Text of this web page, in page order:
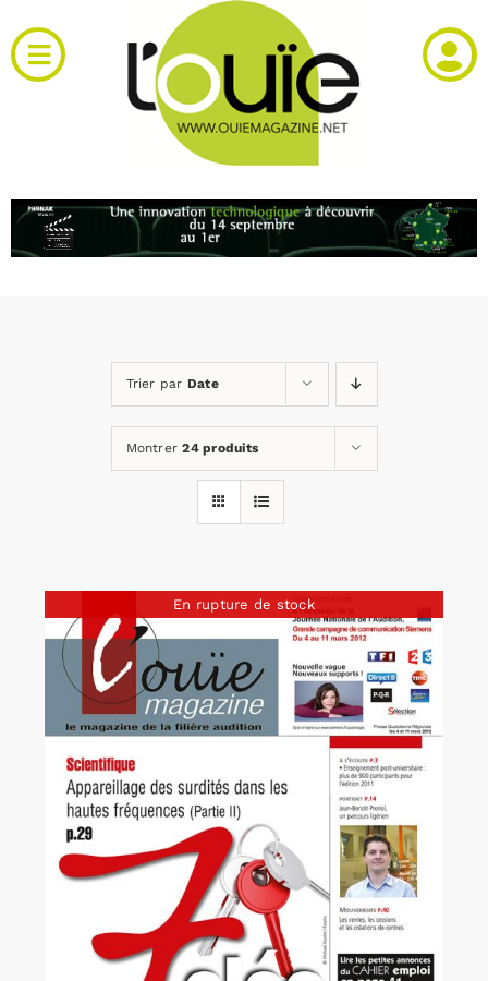
au
contenu
Toggle
Navigation
RH et emploi
Annonces emploi
Trier par Date
Montrer24 produits
En rupture de stock